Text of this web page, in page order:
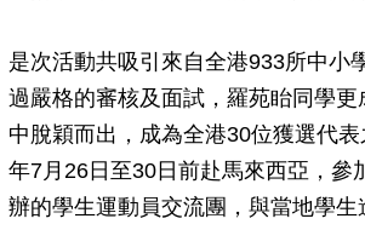
是次活動共吸引來自全港933所中小
過嚴格的審核及面試，羅苑眙同學
中脫穎而出，成為全港30位獲選代
年7月26日至30日前赴馬來西亞，參
辦的學生運動員交流團，與當地學生